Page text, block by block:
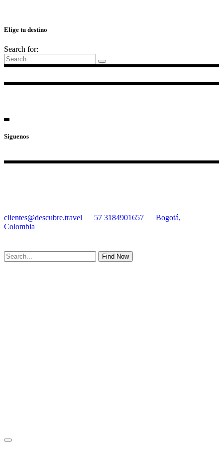
Elige tu destino
Search for:
Siguenos
clientes@descubre.travel 57 3184901657
Bogotá,
Colombia
Find Now